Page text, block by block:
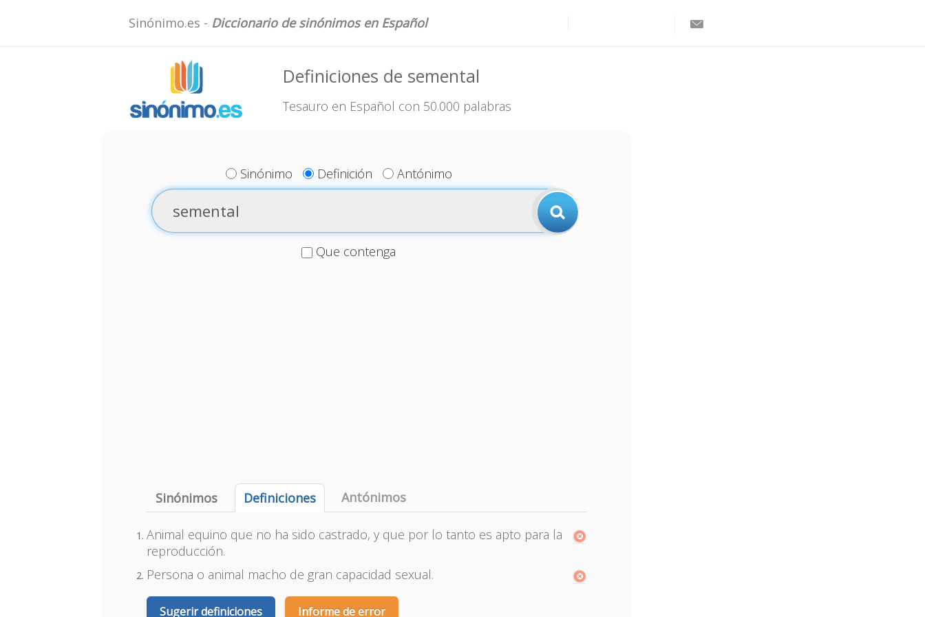
Sinónimo.es - Diccionario de sinónimos en Español
Definiciones de semental
Tesauro en Español con 50.000 palabras
Sinónimo Definición Antónimo
Que contenga
Sinónimos Definiciones Antónimos
Animal equino que no ha sido castrado, y que por lo tanto es apto para la
reproducción.
Persona o animal macho de gran capacidad sexual.
Sugerir definiciones Informe de error